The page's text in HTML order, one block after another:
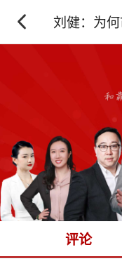
刘健：为
评论